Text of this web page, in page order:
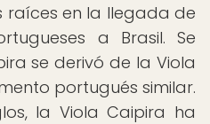
raíces en la llegada de
a Brasil. Se
se derivó de la Viola
portugués similar.
la Viola Caipira ha